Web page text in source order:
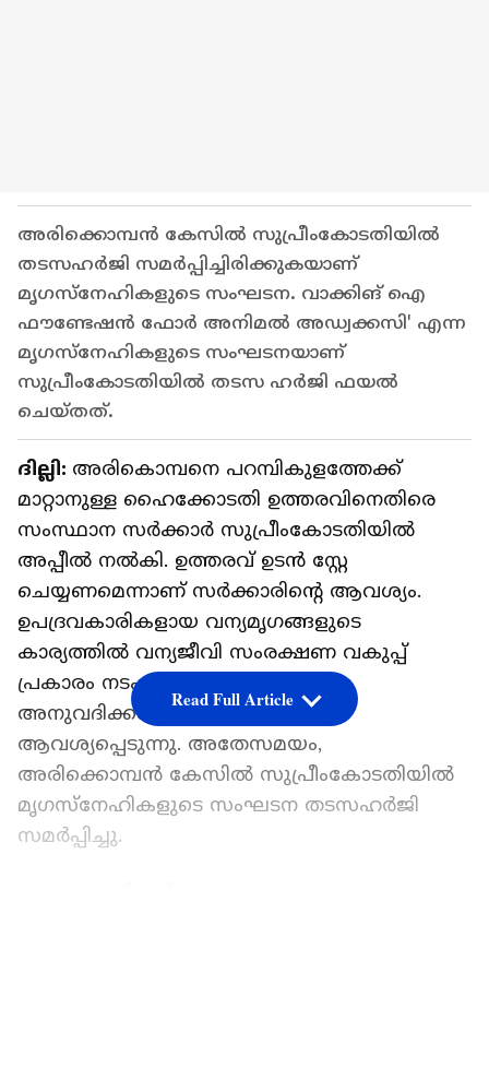
അരിക്കൊമ്പൻ കേസിൽ സുപ്രീംകോടതിയിൽ
തടസഹർജി സമർപ്പിച്ചിരിക്കുകയാണ്
മൃഗസ്നേഹികളുടെ സംഘടന. വാക്കിങ് ഐ
ഫൗണ്ടേഷൻ ഫോർ അനിമൽ അഡ്വക്കസി' എന്ന
മൃഗസ്നേഹികളുടെ സംഘടനയാണ്
സുപ്രീംകോടതിയിൽ തടസ ഹർജി ഫയൽ
ചെയ്തത്.
ദില്ലി: അരികൊമ്പനെ പറമ്പികുളത്തേക്ക്
മാറ്റാനുള്ള ഹൈക്കോടതി ഉത്തരവിനെതിരെ
സംസ്ഥാന സർക്കാർ സുപ്രീംകോടതിയിൽ
അപ്പീൽ നൽകി. ഉത്തരവ് ഉടൻ സ്റ്റേ
ചെയ്യണമെന്നാണ് സര്‍ക്കാരിന്‍റെ ആവശ്യം.
ഉപദ്രവകാരികളായ വന്യമൃഗങ്ങളുടെ
കാര്യത്തിൽ വന്യജീവി സംരക്ഷണ വകുപ്പ്
പ്രകാരം നടപടിയെടുക്കാൻ
അനുവദിക്കണമെന്നും സര്‍ക്കാര്‍
ആവശ്യപ്പെടുന്നു. അതേസമയം,
അരിക്കൊമ്പൻ കേസിൽ സുപ്രീംകോടതിയിൽ
മൃഗസ്നേഹികളുടെ സംഘടന തടസഹർജി
സമർപ്പിച്ചു.
Read Full Article